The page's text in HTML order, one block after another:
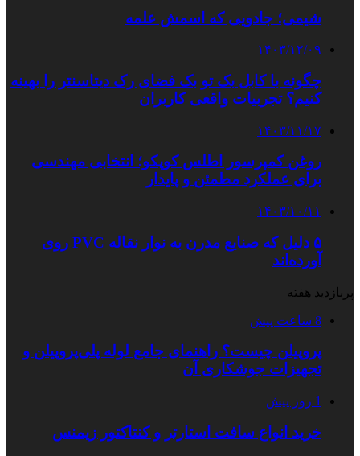
شیمی؛ جادویی که اسمش علمه
۱۴۰۳/۱۲/۰۹
چگونه با کابل بک تو بک فضای رک دیتاسنتر را بهینه
کنیم؟ تجربیات واقعی کاربران
۱۴۰۳/۱۱/۱۷
روغن کمپرسور اطلس کوپکو؛ انتخابی مهندسی
برای عملکرد مطمئن و پایدار
۱۴۰۳/۱۰/۱۱
۵ دلیل که صنایع مدرن به نوار نقاله PVC روی
آورده‌اند
پربازدید هفته
8 ساعت پیش
پروپیلن چیست؟ راهنمای جامع لوله پلی‌پروپیلن و
تجهیزات جوشکاری آن
1 روز پیش
خرید انواع سافت استارتر و کنتاکتور زیمنس